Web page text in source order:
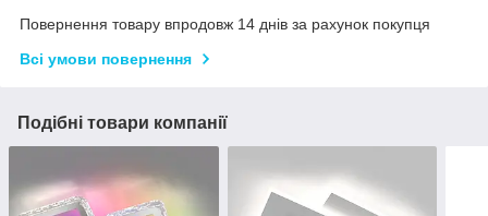
Повернення товару впродовж 14 днів за рахунок покупця
Всі умови повернення
Подібні товари компанії